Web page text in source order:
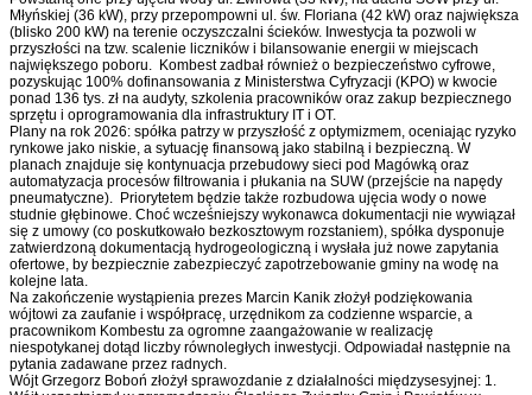
Młyńskiej (36 kW), przy przepompowni ul. św. Floriana (42 kW) oraz największa
(blisko 200 kW) na terenie oczyszczalni ścieków. Inwestycja ta pozwoli w
przyszłości na tzw. scalenie liczników i bilansowanie energii w miejscach
największego poboru. Kombest zadbał również o bezpieczeństwo cyfrowe,
pozyskując 100% dofinansowania z Ministerstwa Cyfryzacji (KPO) w kwocie
ponad 136 tys. zł na audyty, szkolenia pracowników oraz zakup bezpiecznego
sprzętu i oprogramowania dla infrastruktury IT i OT.
Plany na rok 2026: spółka patrzy w przyszłość z optymizmem, oceniając ryzyko
rynkowe jako niskie, a sytuację finansową jako stabilną i bezpieczną. W
planach znajduje się kontynuacja przebudowy sieci pod Magówką oraz
automatyzacja procesów filtrowania i płukania na SUW (przejście na napędy
pneumatyczne). Priorytetem będzie także rozbudowa ujęcia wody o nowe
studnie głębinowe. Choć wcześniejszy wykonawca dokumentacji nie wywiązał
się z umowy (co poskutkowało bezkosztowym rozstaniem), spółka dysponuje
zatwierdzoną dokumentacją hydrogeologiczną i wysłała już nowe zapytania
ofertowe, by bezpiecznie zabezpieczyć zapotrzebowanie gminy na wodę na
kolejne lata.
Na zakończenie wystąpienia prezes Marcin Kanik złożył podziękowania
wójtowi za zaufanie i współpracę, urzędnikom za codzienne wsparcie, a
pracownikom Kombestu za ogromne zaangażowanie w realizację
niespotykanej dotąd liczby równoległych inwestycji. Odpowiadał następnie na
pytania zadawane przez radnych.
Wójt Grzegorz Boboń złożył sprawozdanie z działalności międzysesyjnej: 1.